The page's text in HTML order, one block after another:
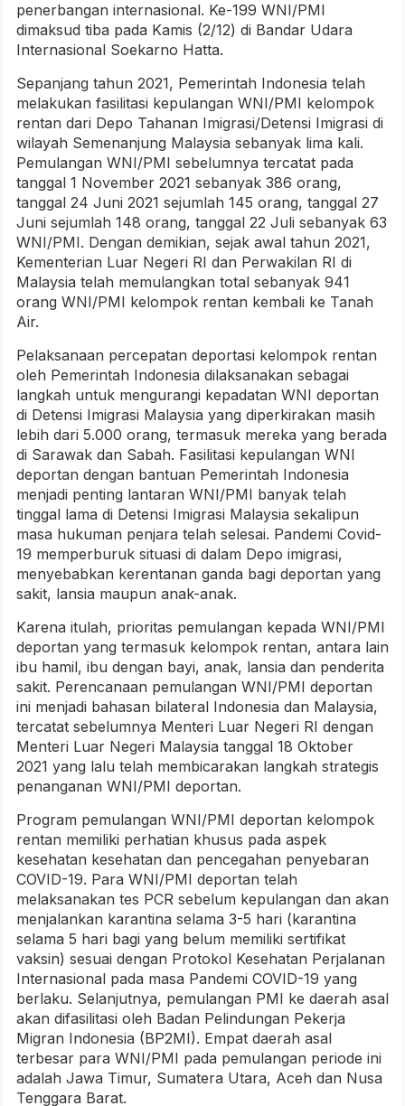
penerbangan internasional. Ke-199 WNI/PMI
dimaksud tiba pada Kamis (2/12) di Bandar Udara
Internasional Soekarno Hatta.
Sepanjang tahun 2021, Pemerintah Indonesia telah
melakukan fasilitasi kepulangan WNI/PMI kelompok
rentan dari Depo Tahanan Imigrasi/Detensi Imigrasi di
wilayah Semenanjung Malaysia sebanyak lima kali.
Pemulangan WNI/PMI sebelumnya tercatat pada
tanggal 1 November 2021 sebanyak 386 orang,
tanggal 24 Juni 2021 sejumlah 145 orang, tanggal 27
Juni sejumlah 148 orang, tanggal 22 Juli sebanyak 63
WNI/PMI. Dengan demikian, sejak awal tahun 2021,
Kementerian Luar Negeri RI dan Perwakilan RI di
Malaysia telah memulangkan total sebanyak 941
orang WNI/PMI kelompok rentan kembali ke Tanah
Air.
Pelaksanaan percepatan deportasi kelompok rentan
oleh Pemerintah Indonesia dilaksanakan sebagai
langkah untuk mengurangi kepadatan WNI deportan
di Detensi Imigrasi Malaysia yang diperkirakan masih
lebih dari 5.000 orang, termasuk mereka yang berada
di Sarawak dan Sabah. Fasilitasi kepulangan WNI
deportan dengan bantuan Pemerintah Indonesia
menjadi penting lantaran WNI/PMI banyak telah
tinggal lama di Detensi Imigrasi Malaysia sekalipun
masa hukuman penjara telah selesai. Pandemi Covid-
19 memperburuk situasi di dalam Depo imigrasi,
menyebabkan kerentanan ganda bagi deportan yang
sakit, lansia maupun anak-anak.
Karena itulah, prioritas pemulangan kepada WNI/PMI
deportan yang termasuk kelompok rentan, antara lain
ibu hamil, ibu dengan bayi, anak, lansia dan penderita
sakit. Perencanaan pemulangan WNI/PMI deportan
ini menjadi bahasan bilateral Indonesia dan Malaysia,
tercatat sebelumnya Menteri Luar Negeri RI dengan
Menteri Luar Negeri Malaysia tanggal 18 Oktober
2021 yang lalu telah membicarakan langkah strategis
penanganan WNI/PMI deportan.
Program pemulangan WNI/PMI deportan kelompok
rentan memiliki perhatian khusus pada aspek
kesehatan kesehatan dan pencegahan penyebaran
COVID-19. Para WNI/PMI deportan telah
melaksanakan tes PCR sebelum kepulangan dan akan
menjalankan karantina selama 3-5 hari (karantina
selama 5 hari bagi yang belum memiliki sertifikat
vaksin) sesuai dengan Protokol Kesehatan Perjalanan
Internasional pada masa Pandemi COVID-19 yang
berlaku. Selanjutnya, pemulangan PMI ke daerah asal
akan difasilitasi oleh Badan Pelindungan Pekerja
Migran Indonesia (BP2MI). Empat daerah asal
terbesar para WNI/PMI pada pemulangan periode ini
adalah Jawa Timur, Sumatera Utara, Aceh dan Nusa
Tenggara Barat.